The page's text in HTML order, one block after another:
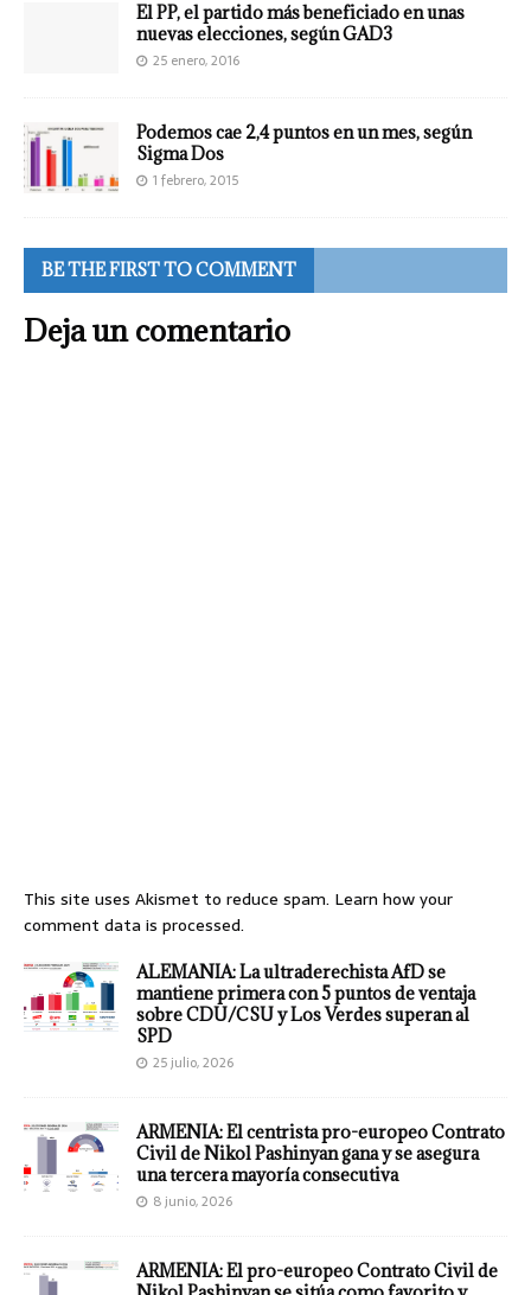
El PP, el partido más beneficiado en unas
nuevas elecciones, según GAD3
25 enero, 2016
Podemos cae 2,4 puntos en un mes, según
Sigma Dos
1 febrero, 2015
BE THE FIRST TO COMMENT
Deja un comentario
This site uses Akismet to reduce spam. Learn how your
comment data is processed.
ALEMANIA: La ultraderechista AfD se
mantiene primera con 5 puntos de ventaja
sobre CDU/CSU y Los Verdes superan al
SPD
25 julio, 2026
ARMENIA: El centrista pro-europeo Contrato
Civil de Nikol Pashinyan gana y se asegura
una tercera mayoría consecutiva
8 junio, 2026
ARMENIA: El pro-europeo Contrato Civil de